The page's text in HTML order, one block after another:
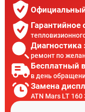
Диагностика
ремонт по
Бесплатный
в день
Замена
ATN Mars LT